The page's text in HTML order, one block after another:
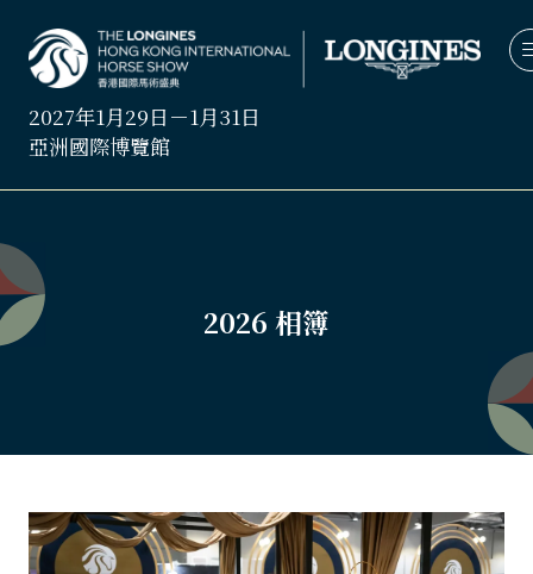
2027年1月29日－1月31日
亞洲國際博覽館
2026 相簿